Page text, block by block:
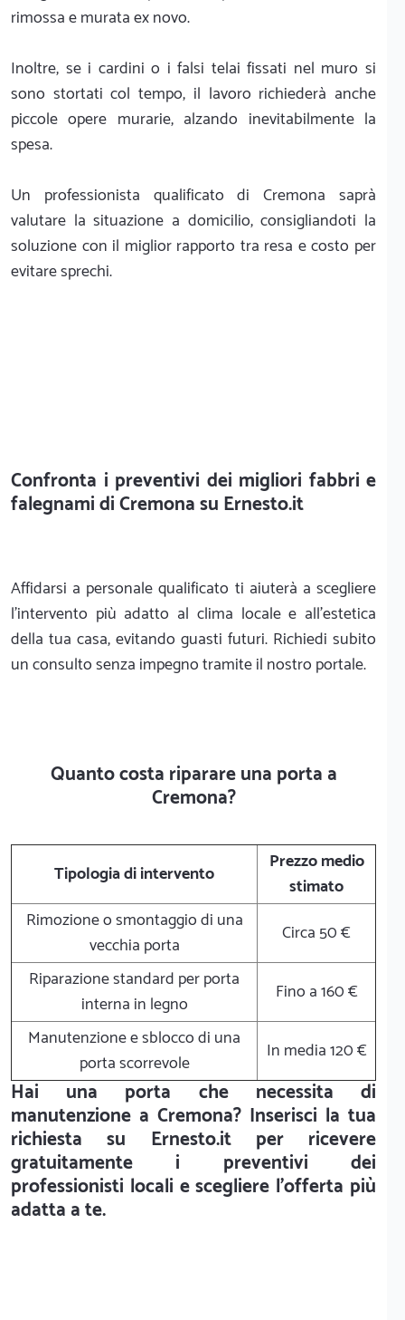
rimossa e murata ex novo.
Inoltre, se i cardini o i falsi telai fissati nel muro si
sono stortati col tempo, il lavoro richiederà anche
piccole opere murarie, alzando inevitabilmente la
spesa.
Un professionista qualificato di Cremona saprà
valutare la situazione a domicilio, consigliandoti la
soluzione con il miglior rapporto tra resa e costo per
evitare sprechi.
Confronta i preventivi dei migliori fabbri e
falegnami di Cremona su Ernesto.it
Affidarsi a personale qualificato ti aiuterà a scegliere
l'intervento più adatto al clima locale e all'estetica
della tua casa, evitando guasti futuri. Richiedi subito
un consulto senza impegno tramite il nostro portale.
Quanto costa riparare una porta a
Cremona?
Tipologia di intervento
Prezzo medio
stimato
Rimozione o smontaggio di una
vecchia porta
Circa 50 €
Riparazione standard per porta
interna in legno
Fino a 160 €
Manutenzione e sblocco di una
porta scorrevole
In media 120 €
Hai una porta che necessita di
manutenzione a Cremona? Inserisci la tua
richiesta su Ernesto.it per ricevere
gratuitamente i preventivi dei
professionisti locali e scegliere l'offerta più
adatta a te.